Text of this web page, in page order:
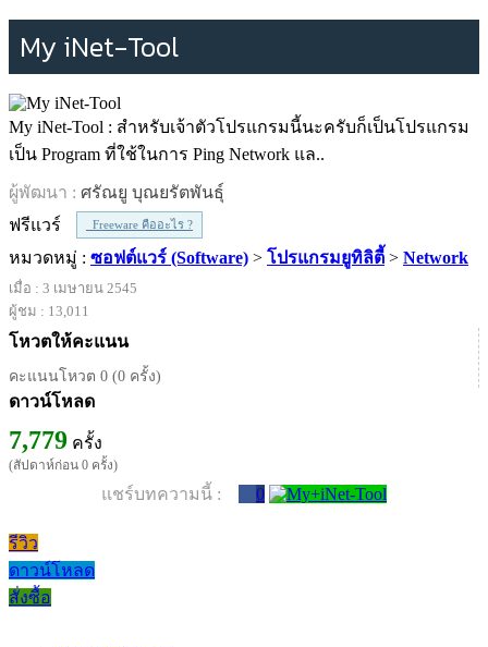
My iNet-Tool
My iNet-Tool : สำหรับเจ้าตัวโปรแกรมนี้นะครับก็เป็นโปรแกรม
เป็น Program ที่ใช้ในการ Ping Network แล..
ผู้พัฒนา : ศรัณยู บุณยรัตพันธุ์
ฟรีแวร์
Freeware คืออะไร ?
หมวดหมู่ : ซอฟต์แวร์ (Software) > โปรแกรมยูทิลิตี้ > Network
เมื่อ : 3 เมษายน 2545
ผู้ชม : 13,011
โหวตให้คะแนน
คะแนนโหวต 0 (0 ครั้ง)
ดาวน์โหลด
7,779 ครั้ง
(สัปดาห์ก่อน 0 ครั้ง)
แชร์บทความนี้ : 0
รีวิว
ดาวน์โหลด
สั่งซื้อ